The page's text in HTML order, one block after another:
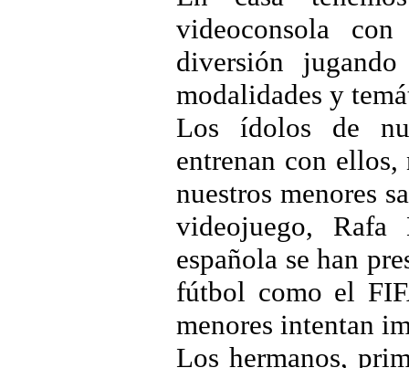
videoconsola
diversión
modalidades y
Los ídolos de
entrenan con
nuestros menores
videojuego,
española se han
fútbol como el
menores intentan
Los hermanos,